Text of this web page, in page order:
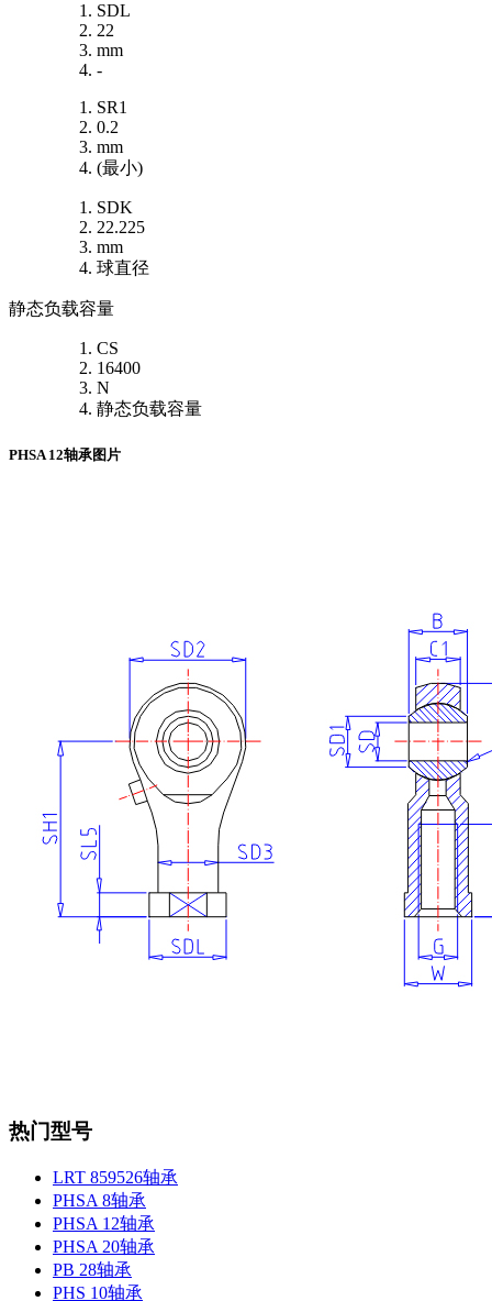
SDL
22
mm
-
SR1
0.2
mm
(最小)
SDK
22.225
mm
球直径
静态负载容量
CS
16400
N
静态负载容量
PHSA 12轴承图片
热门型号
LRT 859526轴承
PHSA 8轴承
PHSA 12轴承
PHSA 20轴承
PB 28轴承
PHS 10轴承